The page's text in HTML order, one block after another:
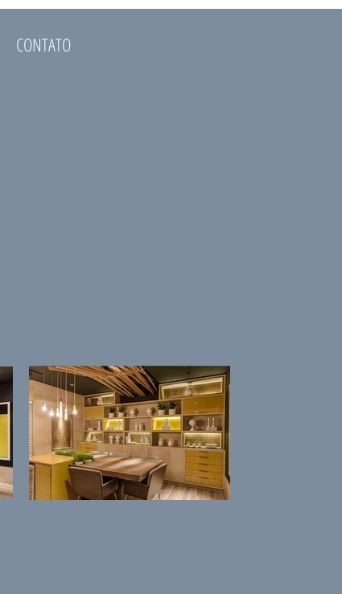
CONTATO